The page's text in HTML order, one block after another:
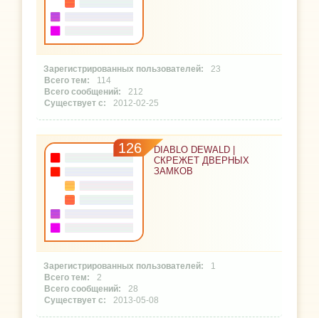
23
114
212
2012-02-25
126
DIABLO DEWALD |
СКРЕЖЕТ ДВЕРНЫХ
ЗАМКОВ
1
2
28
2013-05-08